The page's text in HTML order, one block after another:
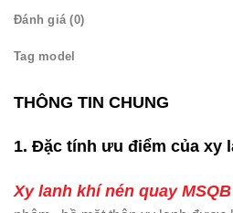
Đánh giá (0)
Tag model
THÔNG TIN CHUNG
1. Đặc tính ưu điểm của xy
Xy lanh khí nén quay MSQB